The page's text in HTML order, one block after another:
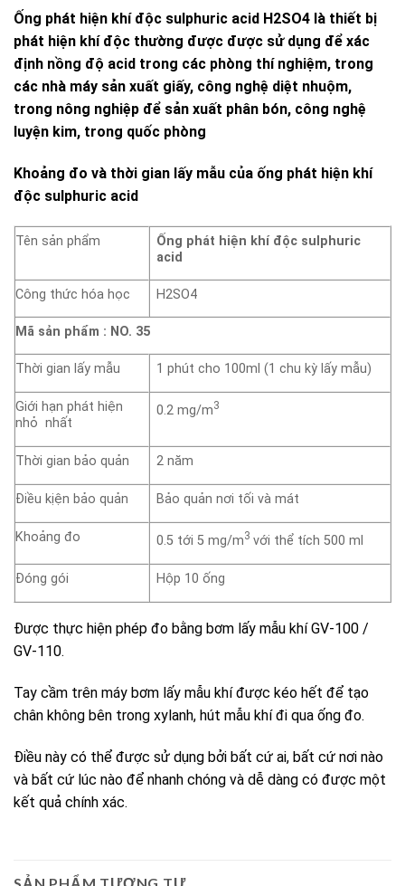
Ống phát hiện khí độc sulphuric acid H2SO4 là thiết bị
phát hiện khí độc thường được được sử dụng để xác
định nồng độ acid trong các phòng thí nghiệm, trong
các nhà máy sản xuất giấy, công nghệ diệt nhuộm,
trong nông nghiệp để sản xuất phân bón, công nghệ
luyện kim, trong quốc phòng
Khoảng đo và thời gian lấy mẫu của ống phát hiện khí
độc sulphuric acid
Tên sản phẩm
Ống phát hiện khí độc sulphuric
acid
Công thức hóa học H2SO4
Mã sản phẩm : NO. 35
Thời gian lấy mẫu 1 phút cho 100ml (1 chu kỳ lấy mẫu)
Giới hạn phát hiện
nhỏ nhất
0.2 mg/m3
Thời gian bảo quản 2 năm
Điều kịện bảo quản Bảo quản nơi tối và mát
Khoảng đo 0.5 tới 5 mg/m3với thể tích 500 ml
Đóng gói Hộp 10 ống
Được thực hiện phép đo bằng bơm lấy mẫu khí GV-100 /
GV-110.
Tay cầm trên máy bơm lấy mẫu khí được kéo hết để tạo
chân không bên trong xylanh, hút mẫu khí đi qua ống đo.
Điều này có thể được sử dụng bởi bất cứ ai, bất cứ nơi nào
và bất cứ lúc nào để nhanh chóng và dễ dàng có được một
kết quả chính xác.